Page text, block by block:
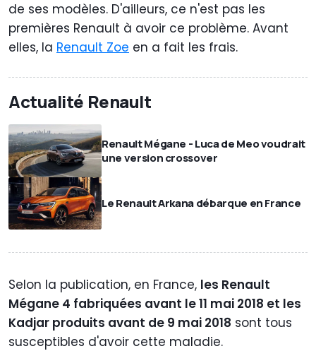
de ses modèles. D'ailleurs, ce n'est pas les
premières Renault à avoir ce problème. Avant
elles, la Renault Zoe en a fait les frais.
Actualité Renault
Renault Mégane - Luca de Meo voudrait
une version crossover
Le Renault Arkana débarque en France
Selon la publication, en France, les Renault
Mégane 4 fabriquées avant le 11 mai 2018 et les
Kadjar produits avant de 9 mai 2018 sont tous
susceptibles d'avoir cette maladie.